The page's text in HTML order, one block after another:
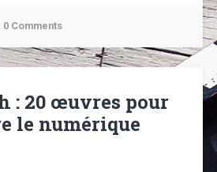
0 Comments
: 20 œuvres pour
le numérique